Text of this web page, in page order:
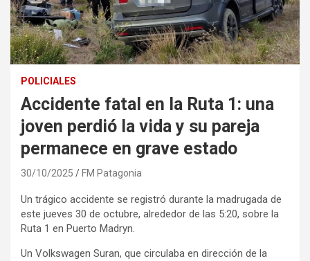
POLICIALES
Accidente fatal en la Ruta 1: una
joven perdió la vida y su pareja
permanece en grave estado
30/10/2025 FM Patagonia
Un trágico accidente se registró durante la madrugada de
este jueves 30 de octubre, alrededor de las 5:20, sobre la
Ruta 1 en Puerto Madryn.
Un Volkswagen Suran, que circulaba en dirección de la